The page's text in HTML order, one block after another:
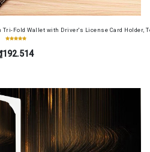
Fold Wallet with Driver's License Card Holder,